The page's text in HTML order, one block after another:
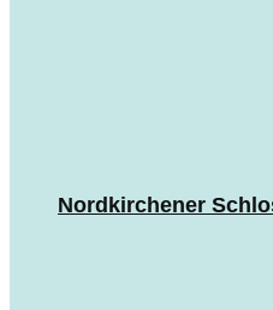
Nordkirchener